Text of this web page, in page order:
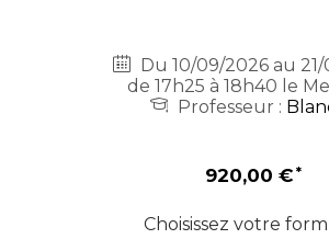
Du 10/09/2026 au
de 17h25 à 18h40 le
Professeur :
920,00 €
Choisissez votre